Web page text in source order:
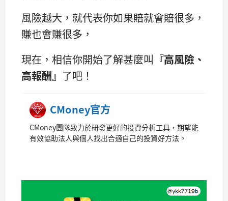
風險越大，就代表你如果賠就會賠很多，
賺也會賺很多，
現在，相信你開始了解甚麼叫 『高風險、
高報酬』 了吧！
CMoney官方
CMoney團隊致力於研發更好的投資分析工具，期望能
有效協助法人與個人找出合適自己的投資好方法。